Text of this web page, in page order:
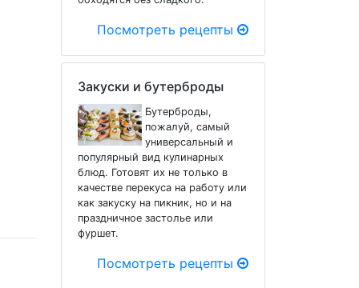
Посмотреть рецепты
Закуски и бутерброды
Бутерброды,
пожалуй, самый
универсальный и
популярный вид кулинарных
блюд. Готовят их не только в
качестве перекуса на работу или
как закуску на пикник, но и на
праздничное застолье или
фуршет.
Посмотреть рецепты